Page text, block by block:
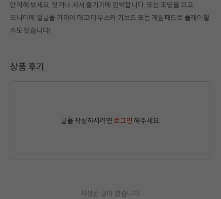
만끽해 보세요. 앉거나 서서 즐기기에 완벽합니다. 또는 조명을 끄고
모니터에 얼굴을 가까이 대고 마우스와 키보드 또는 게임패드로 플레이할
수도 있습니다!
상품 후기
글을 작성하시려면 로그인 해주세요.
작성된 글이 없습니다.